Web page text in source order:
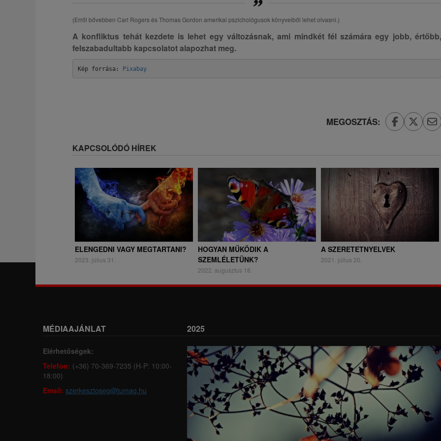
(Erről bővebben Carl Rogers és Thomas Gordon amerikai pszichológusok könyveiből lehet olvasni.)
A konfliktus tehát kezdete is lehet egy változásnak, ami mindkét fél számára egy jobb, értőbb,
felszabadultabb kapcsolatot alapozhat meg.
Kép forrása: Pixabay
MEGOSZTÁS:
KAPCSOLÓDÓ HÍREK
ELENGEDNI VAGY MEGTARTANI?
2023. július 31.
HOGYAN MŰKÖDIK A
SZEMLÉLETÜNK?
2022. augusztus 18.
A SZERETETNYELVEK
2021. július 20.
MÉDIAAJÁNLAT
Elérhetőségek:
Telefon: (+36) 70-369-7235 (H-P: 10:00-
18:00)
Email: szerkesztoseg@tumag.hu
2025